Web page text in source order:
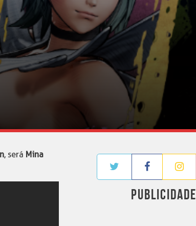
, será Mina
PUBLICIDADE